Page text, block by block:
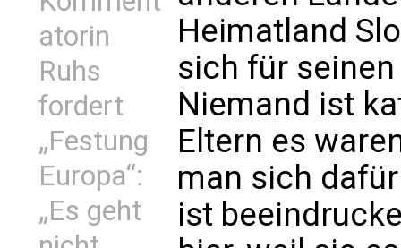
atorin
Ruhs
fordert
„Festung
Europa“:
„Es geht
Heimatland
sich für
Niemand ist
Eltern es
man sich
ist